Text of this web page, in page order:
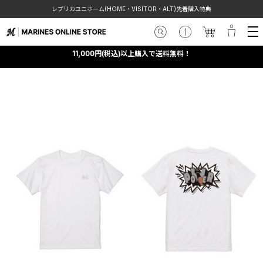
レプリカユニホーム(HOME・VISITOR・ALT)先着購入特典
11,000円(税込)以上購入で送料無料！